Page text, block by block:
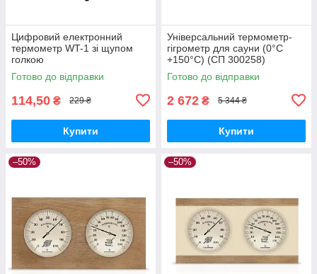
Цифровий електронний
термометр WT-1 зі щупом
голкою
Готово до відправки
114,50 ₴ 229 ₴
Купити
Універсальний термометр-
гігрометр для сауни (0°C
+150°C) (СП 300258)
Готово до відправки
2 672 ₴ 5 344 ₴
Купити
–50% –50%